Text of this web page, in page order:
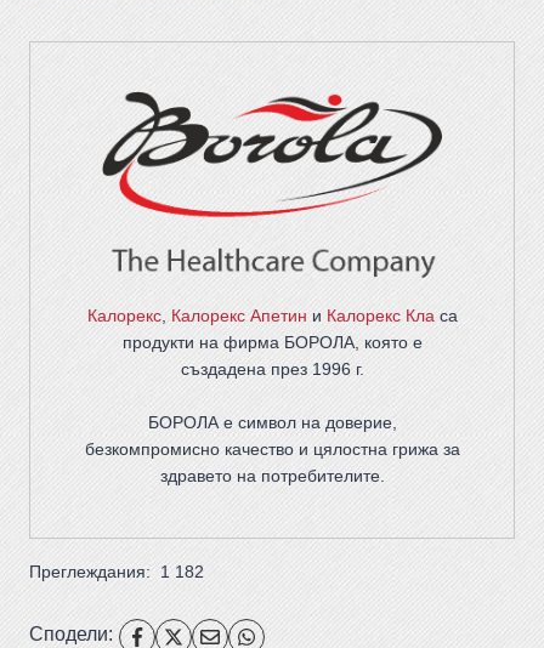
Калорекс, Калорекс Апетин и Калорекс Класа
продукти на фирма БОРОЛА, която е
създадена през 1996 г.
БОРОЛА е символ на доверие,
безкомпромисно качество и цялостна грижа за
здравето на потребителите.
Преглеждания: 1 182
Сподели: